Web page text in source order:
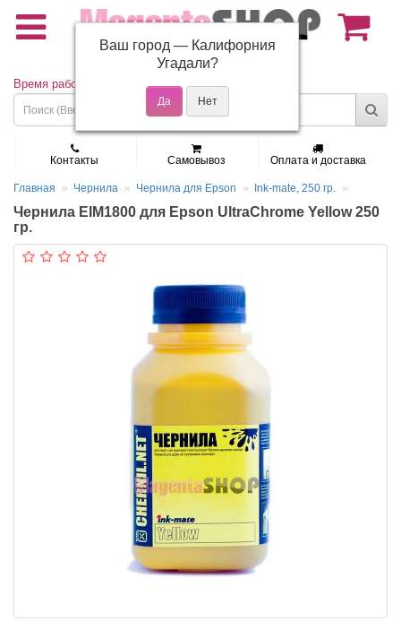
(495) 150-01-37
Время работы: Пн - Пт 9:30 - 19:00
Контакты Самовывоз Оплата и доставка
Главная Чернила Чернила для Epson Ink-mate, 250 гр.
Чернила EIM1800 для Epson UltraChrome Yellow 250
гр.
Ваш город — Калифорния
Угадали?